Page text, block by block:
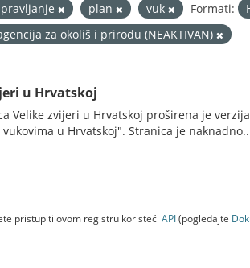
plan vuk Formati:
za okoliš i prirodu (NEAKTIVAN)
u Hrvatskoj
Velike zvijeri u Hrvatskoj proširena je
u Hrvatskoj". Stranica je
pristupiti ovom registru koristeći API(pogledajte